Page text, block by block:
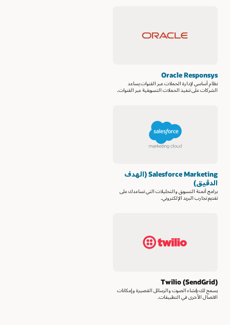
Oracle Responsys
نظام أساسي لإدارة الحملات عبر القنوات يساعد
الشركات على تنفيذ الحملات التسويقية عبر القنوات.
Salesforce Marketing (الهدف
الدقيق)
برامج أتمتة التسويق والتحليلات التي تساعدك على
تقديم تجارب البريد الإلكتروني.
Twilio (SendGrid)
يسمح لك بإنشاء الصوت والرسائل القصيرة وإمكانات
الاتصال الأخرى في التطبيقات.